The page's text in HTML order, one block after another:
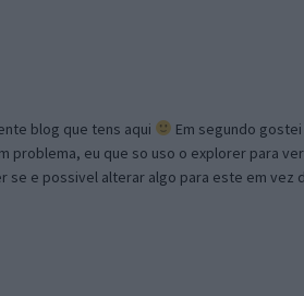
blog que tens aqui
Em segundo
problema, eu que so uso o explorer para
se e possivel alterar algo para este em vez